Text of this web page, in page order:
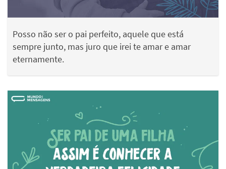
Posso não ser o pai perfeito, aquele que está
sempre junto, mas juro que irei te amar e amar
eternamente.